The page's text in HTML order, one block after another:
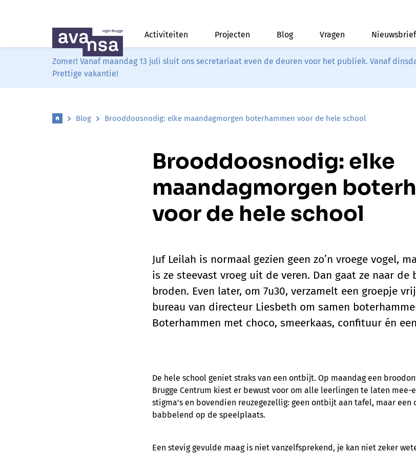
Activiteiten Projecten Blog Vragen Nieuwsbrief
Zomer! Vanaf maandag 13 juli sluit ons secretariaat even de deuren voor het publiek. Vanaf
Prettige vakantie!
Blog Brooddoosnodig: elke maandagmorgen boterhammen voor de hele school
Brooddoosnodig: elke
maandagmorgen
voor de hele school
Juf Leilah is normaal gezien geen zo’n vroege vogel,
is ze steevast vroeg uit de veren. Dan gaat ze naar de
broden. Even later, om 7u30, verzamelt een groepje
bureau van directeur Liesbeth om samen
Boterhammen met choco, smeerkaas, confituur én
De hele school geniet straks van een ontbijt. Op maandag een
Brugge Centrum kiest er bewust voor om alle leerlingen te laten
stigma’s en bovendien reuzegezellig: geen ontbijt aan tafel, maar
babbelend op de speelplaats.
Een stevig gevulde maag is niet vanzelfsprekend, je kan niet zeker